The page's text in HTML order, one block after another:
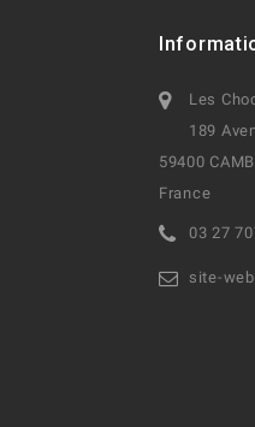
Les
189
59400
France
03 27
site-